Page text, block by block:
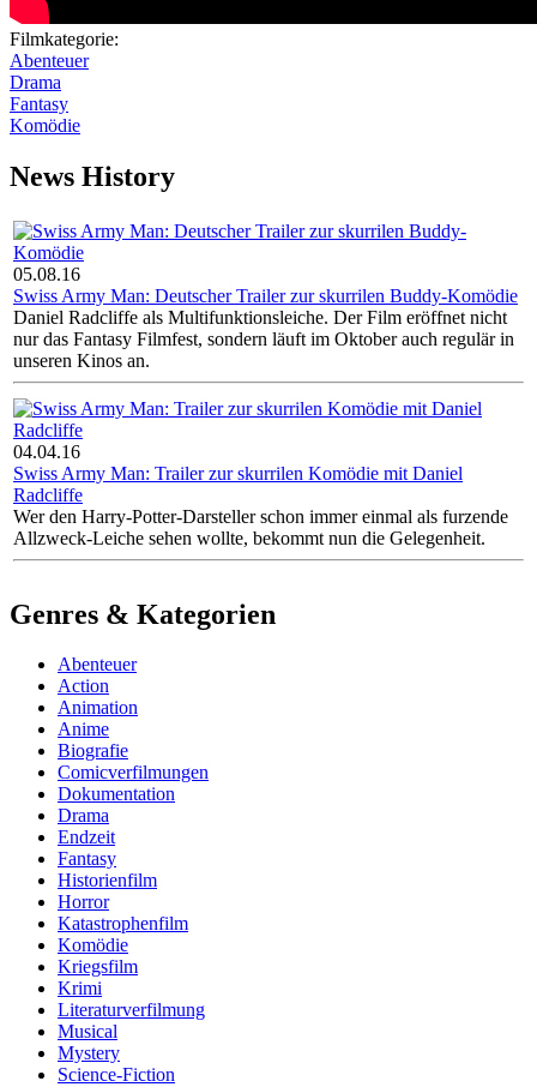
Filmkategorie:
Abenteuer
Drama
Fantasy
Komödie
News History
05.08.16
Swiss Army Man: Deutscher Trailer zur skurrilen Buddy-Komödie
Daniel Radcliffe als Multifunktionsleiche. Der Film eröffnet nicht
nur das Fantasy Filmfest, sondern läuft im Oktober auch regulär in
unseren Kinos an.
04.04.16
Swiss Army Man: Trailer zur skurrilen Komödie mit Daniel
Radcliffe
Wer den Harry-Potter-Darsteller schon immer einmal als furzende
Allzweck-Leiche sehen wollte, bekommt nun die Gelegenheit.
Genres & Kategorien
Abenteuer
Action
Animation
Anime
Biografie
Comicverfilmungen
Dokumentation
Drama
Endzeit
Fantasy
Historienfilm
Horror
Katastrophenfilm
Komödie
Kriegsfilm
Krimi
Literaturverfilmung
Musical
Mystery
Science-Fiction